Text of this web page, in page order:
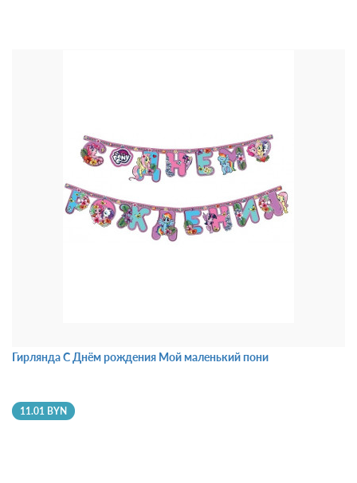
Гирлянда С Днём рождения Мой маленький пони
11.01 BYN